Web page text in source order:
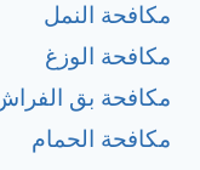
مكافحة النمل
مكافحة الوزغ
مكافحة بق
مكافحة الحمام